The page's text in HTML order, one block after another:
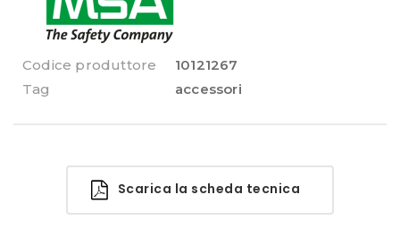
Codice produttore
10121267
Tag
accessori
Scarica la scheda tecnica